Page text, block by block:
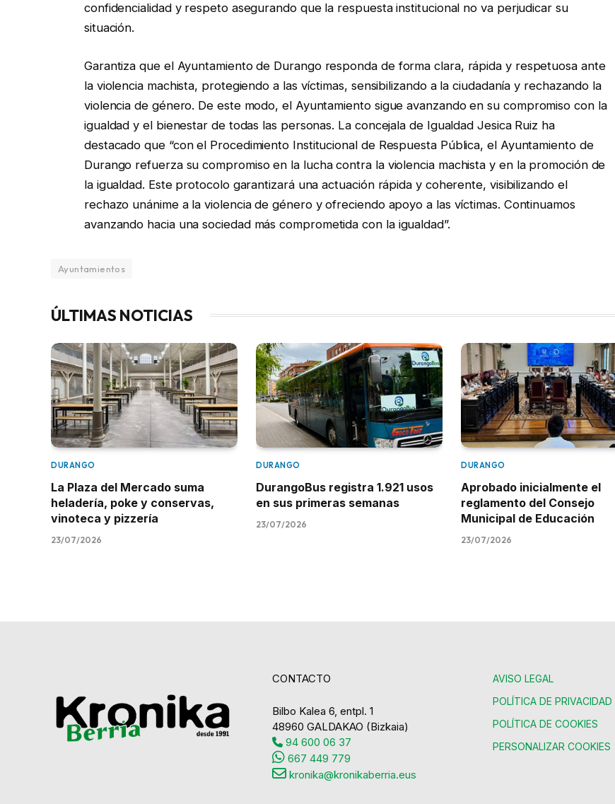
confidencialidad y respeto asegurando que la respuesta institucional no va perjudicar su
situación.
Garantiza que el Ayuntamiento de Durango responda de forma clara, rápida y respetuosa ante
la violencia machista, protegiendo a las víctimas, sensibilizando a la ciudadanía y rechazando la
violencia de género. De este modo, el Ayuntamiento sigue avanzando en su compromiso con la
igualdad y el bienestar de todas las personas. La concejala de Igualdad Jesica Ruiz ha
destacado que “con el Procedimiento Institucional de Respuesta Pública, el Ayuntamiento de
Durango refuerza su compromiso en la lucha contra la violencia machista y en la promoción de
la igualdad. Este protocolo garantizará una actuación rápida y coherente, visibilizando el
rechazo unánime a la violencia de género y ofreciendo apoyo a las víctimas. Continuamos
avanzando hacia una sociedad más comprometida con la igualdad”.
Ayuntamientos
ÚLTIMAS NOTICIAS
DURANGO
La Plaza del Mercado suma
heladería, poke y conservas,
vinoteca y pizzería
23/07/2026
DURANGO
DurangoBus registra 1.921 usos
en sus primeras semanas
23/07/2026
DURANGO
Aprobado inicialmente el
reglamento del Consejo
Municipal de Educación
23/07/2026
CONTACTO
Bilbo Kalea 6, entpl. 1
48960 GALDAKAO (Bizkaia)
94 600 06 37
667 449 779
kronika@kronikaberria.eus
AVISO LEGAL
POLÍTICA DE PRIVACIDAD
POLÍTICA DE COOKIES
PERSONALIZAR COOKIES